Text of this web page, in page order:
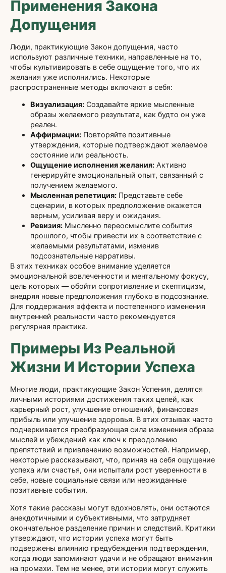
Применения Закона
Допущения
Люди, практикующие Закон допущения, часто
используют различные техники, направленные на то,
чтобы культивировать в себе ощущение того, что их
желания уже исполнились. Некоторые
распространенные методы включают в себя:
Визуализация: Создавайте яркие мысленные
образы желаемого результата, как будто он уже
реален.
Аффирмации: Повторяйте позитивные
утверждения, которые подтверждают желаемое
состояние или реальность.
Ощущение исполнения желания: Активно
генерируйте эмоциональный опыт, связанный с
получением желаемого.
Мысленная репетиция: Представьте себе
сценарии, в которых предположение окажется
верным, усиливая веру и ожидания.
Ревизия: Мысленно переосмыслите события
прошлого, чтобы привести их в соответствие с
желаемыми результатами, изменив
подсознательные нарративы.
В этих техниках особое внимание уделяется
эмоциональной вовлеченности и ментальному фокусу,
цель которых — обойти сопротивление и скептицизм,
внедряя новые предположения глубоко в подсознание.
Для поддержания эффекта и постепенного изменения
внутренней реальности часто рекомендуется
регулярная практика.
Примеры Из Реальной
Жизни И Истории Успеха
Многие люди, практикующие Закон Успения, делятся
личными историями достижения таких целей, как
карьерный рост, улучшение отношений, финансовая
прибыль или улучшение здоровья. В этих отзывах часто
подчеркивается преобразующая сила изменения образа
мыслей и убеждений как ключ к преодолению
препятствий и привлечению возможностей. Например,
некоторые рассказывают, что, приняв на себя ощущение
успеха или счастья, они испытали рост уверенности в
себе, новые социальные связи или неожиданные
позитивные события.
Хотя такие рассказы могут вдохновлять, они остаются
анекдотичными и субъективными, что затрудняет
окончательное разделение причин и следствий. Критики
утверждают, что истории успеха могут быть
подвержены влиянию предубеждения подтверждения,
когда люди запоминают удачи и не обращают внимания
на промахи. Тем не менее, эти истории могут служить